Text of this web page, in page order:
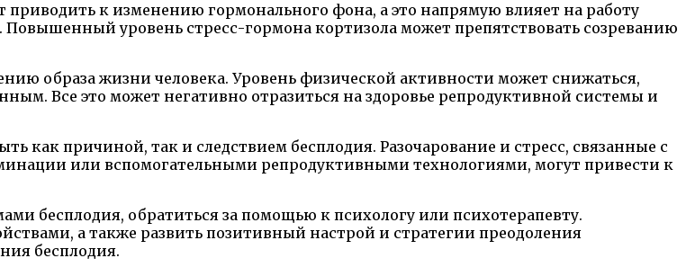
приводить к изменению гормонального фона, а это напрямую влияет на работу
уровень стресс-гормона кортизола может препятствовать созреванию
образа жизни человека. Уровень физической активности может снижаться,
Все это может негативно отразиться на здоровье репродуктивной системы и
как причиной, так и следствием бесплодия. Разочарование и стресс, связанные с
или вспомогательными репродуктивными технологиями, могут привести к
бесплодия, обратиться за помощью к психологу или психотерапевту.
а также развить позитивный настрой и стратегии преодоления
бесплодия.